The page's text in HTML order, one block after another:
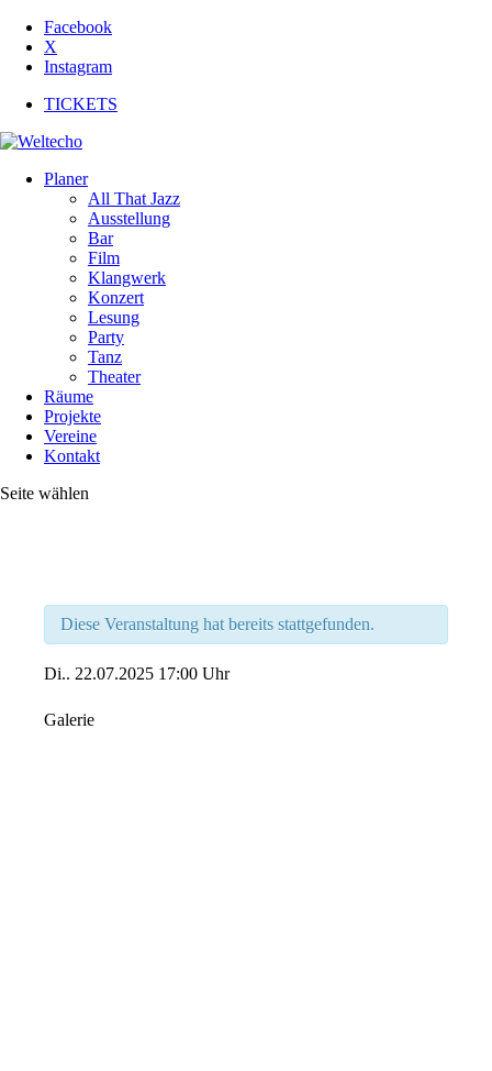
Facebook
X
Instagram
TICKETS
Planer
All That Jazz
Ausstellung
Bar
Film
Klangwerk
Konzert
Lesung
Party
Tanz
Theater
Räume
Projekte
Vereine
Kontakt
Seite wählen
Diese Veranstaltung hat bereits stattgefunden.
Di.. 22.07.2025 17:00 Uhr
Galerie